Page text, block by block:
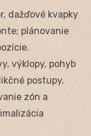
dažďové kvapky
plánovanie
výklopy, pohyb
postupy.
zón a